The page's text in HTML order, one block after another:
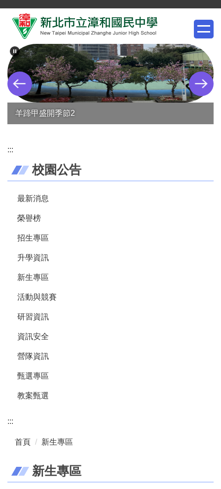
要
內
容
區
羊蹄甲盛開季節2
:::
校園公告
最新消息
榮譽榜
招生專區
升學資訊
新生專區
活動與競賽
研習資訊
資訊安全
營隊資訊
甄選專區
教案甄選
:::
首頁 新生專區
新生專區